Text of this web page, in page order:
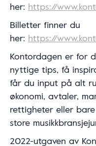
her: https://
Billetter finner du
her: https://
Kontordagen er for
nyttige tips, få
får du input på alt
økonomi, avtaler,
rettigheter eller
store
2022-utgaven av